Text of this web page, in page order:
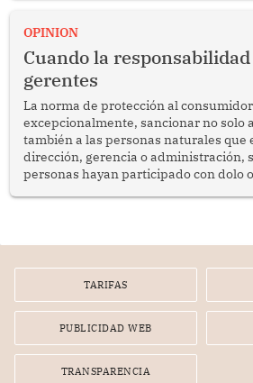
enfrenta desafíos en materia de
OPINION
Cuando la
gerentes
La norma de protección al
excepcionalmente, sancionar no solo
también a las personas naturales que
dirección, gerencia o administración,
personas hayan participado con dolo
por la frustrada realización de un
TARIFAS
PUBLICIDAD WEB
TRANSPARENCIA